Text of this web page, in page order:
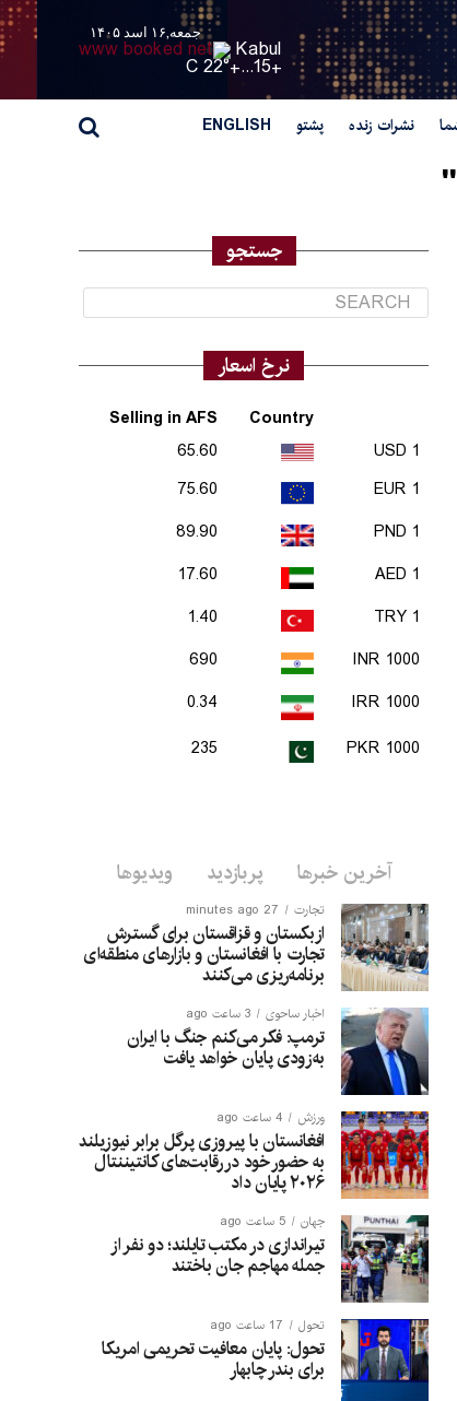
جمعه,۱۶ اسد ۱۴۰۵
Kabul
+
15...
+
22° C
نشرات زنده پشتو ENGLISH
جستجو
نرخ اسعار
Country
Selling in AFS
1 USD
65.60
1 EUR
75.60
1 PND
89.90
1 AED
17.60
1 TRY
1.40
1000 INR
690
1000 IRR
0.34
1000 PKR
235
آخرین خبرها پربازدید ویدیوها
تجارت 27 minutes ago
ازبکستان و قزاقستان برای گسترش
تجارت با افغانستان و بازارهای منطقه‌ای
برنامه‌ریزی می‌کنند
اخبار ساحوی 3 ساعت ago
ترمپ: فکر می‌کنم جنگ با ایران
به‌زودی پایان خواهد یافت
ورزش 4 ساعت ago
افغانستان با پیروزی پرگل برابر نیوزیلند
به حضور خود در رقابت‌های کانتیننتال
۲۰۲۶ پایان داد
جهان 5 ساعت ago
تیراندازی در مکتب تایلند؛ دو نفر از
جمله مهاجم جان باختند
تحول 17 ساعت ago
تحول: پایان معافیت تحریمی امریکا
برای بندر چابهار